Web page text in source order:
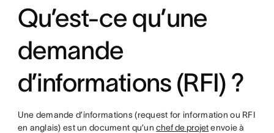
Qu’est-ce qu’une
demande
d’informations (RFI) ?
Une demande d’informations (request for information ou RFI
en anglais) est un document qu’unchef de projetenvoie à